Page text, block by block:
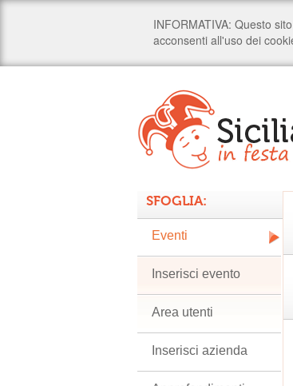
SFOGLIA:
Eventi
Inserisci evento
Area utenti
Inserisci azienda